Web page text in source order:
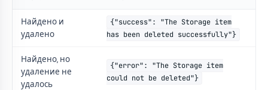
Найдено и
удалено
{"success": "The Storage item
has been deleted successfully"}
Найдено, но
удаление не
удалось
{"error": "The Storage item
could not be deleted"}